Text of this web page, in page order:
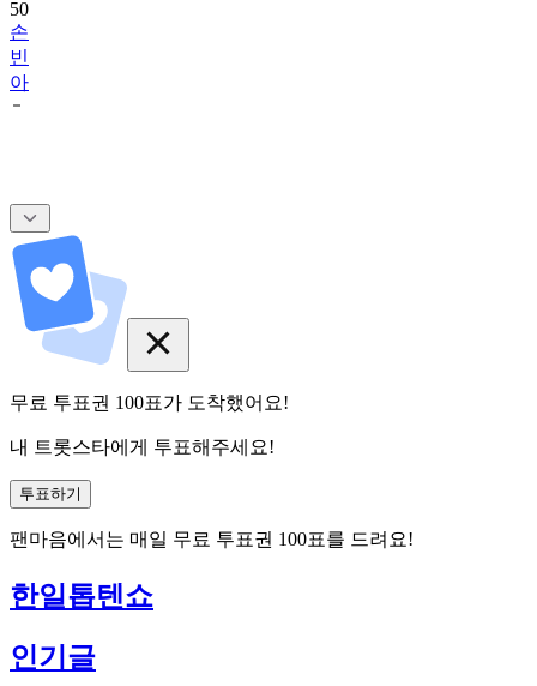
빈
아
무료 투표권 100표가 도착했어요!
내 트롯스타에게 투표해주세요!
투표하기
팬마음에서는 매일 무료 투표권 100표를 드려요!
한일톱텐쇼
인기글